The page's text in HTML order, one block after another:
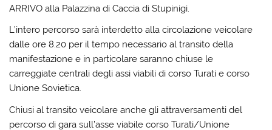
ARRIVO alla Palazzina di Caccia di Stupinigi.
L’intero percorso sarà interdetto alla circolazione veicolare
dalle ore 8.20 per il tempo necessario al transito della
manifestazione e in particolare saranno chiuse le
carreggiate centrali degli assi viabili di corso Turati e corso
Unione Sovietica.
Chiusi al transito veicolare anche gli attraversamenti del
percorso di gara sull’asse viabile corso Turati/Unione